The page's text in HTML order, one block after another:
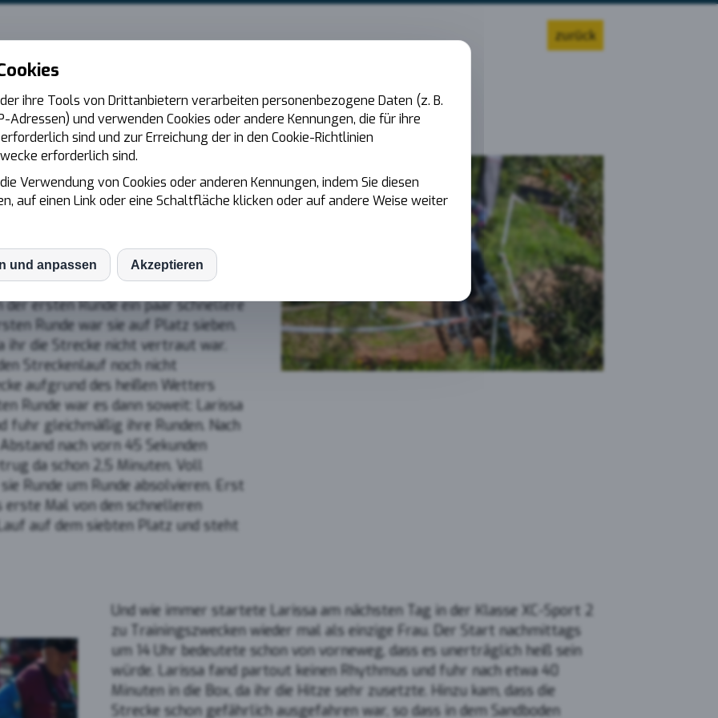
zurück
Mayer
Serie (GCC) fand auf einem
Mayer neuen Terrain statt. Der
Strecke ergänzt durch
im Sand. Bei rund 30 Grad war
eine enorme körperliche
war sehr gut, sie kam als
der ersten Runde ein paar schnellere
Runde war sie auf Platz sieben.
ihr die Strecke nicht vertraut war.
Streckenlauf noch nicht
aufgrund des heißen Wetters
Runde war es dann soweit: Larissa
gleichmäßig ihre Runden. Nach
nach vorn 45 Sekunden
da schon 2,5 Minuten. Voll
Runde um Runde absolvieren. Erst
erste Mal von den schnelleren
auf dem siebten Platz und steht
Und wie immer startete Larissa am nächsten Tag in der Klasse XC-Sport 2
zu Trainingszwecken wieder mal als einzige Frau. Der Start nachmittags
um 14 Uhr bedeutete schon von vorneweg, dass es unerträglich heiß sein
würde. Larissa fand partout keinen Rhythmus und fuhr nach etwa 40
Minuten in die Box, da ihr die Hitze sehr zusetzte. Hinzu kam, dass die
Strecke schon gefährlich ausgefahren war, so dass in dem Sandboden
ihre Tools von Drittanbietern verarbeiten personenbezogene Daten (z. B.
Adressen) und verwenden Cookies oder andere Kennungen, die für ihre
sind und zur Erreichung der in den Cookie-Richtlinien
erforderlich sind.
Verwendung von Cookies oder anderen Kennungen, indem Sie diesen
auf einen Link oder eine Schaltfläche klicken oder auf andere Weise weiter
(Piwik)
und anpassen Akzeptieren